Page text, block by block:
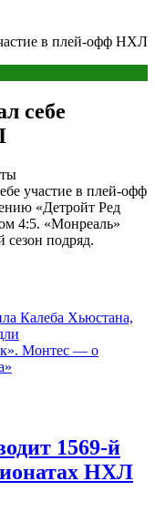
в плей-офф НХЛ
себе
участие в плей-офф
«Детройт Ред
4:5. «Монреаль»
сезон подряд.
Калеба Хьюстана,
Монтес — о
1569-й
НХЛ